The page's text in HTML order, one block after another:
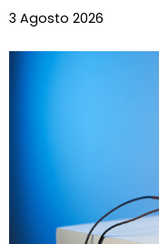
3 Agosto 2026